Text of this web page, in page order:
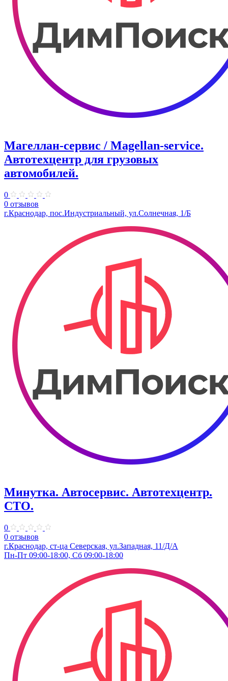
Магеллан-сервис / Magellan-service.
Автотехцентр для грузовых
автомобилей.
0
0 отзывов
г.Краснодар, пос.Индустриальный, ул.Солнечная, 1/Б
Минутка. Автосервис. Автотехцентр.
СТО.
0
0 отзывов
г.Краснодар, ст-ца Северская, ул.Западная, 11/Д/А
Пн-Пт 09:00-18:00, Сб 09:00-18:00